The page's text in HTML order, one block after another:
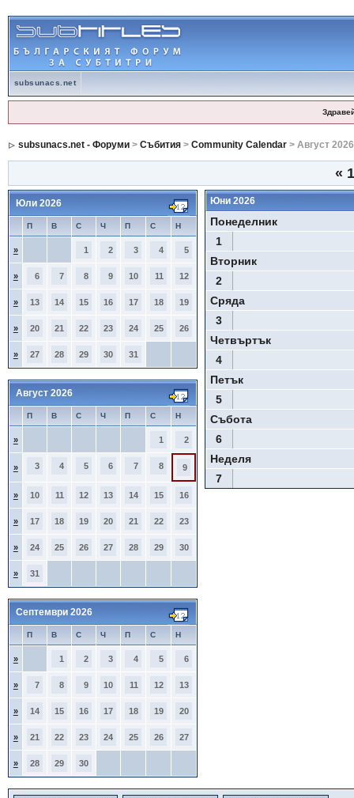
subsunacs.net
subsunacs.net - Форуми> Събития> Community Calendar> Август 2026
«
Юли 2026
П В С Ч П С Н
» 1 2 3 4 5
» 6 7 8 9 10 11 12
» 13 14 15 16 17 18 19
» 20 21 22 23 24 25 26
» 27 28 29 30 31
Август 2026
П В С Ч П С Н
» 1 2
» 3 4 5 6 7 8 9
» 10 11 12 13 14 15 16
» 17 18 19 20 21 22 23
» 24 25 26 27 28 29 30
» 31
Септември 2026
П В С Ч П С Н
» 1 2 3 4 5 6
» 7 8 9 10 11 12 13
» 14 15 16 17 18 19 20
» 21 22 23 24 25 26 27
» 28 29 30
Юни 2026
Понеделник
1
Вторник
2
Сряда
3
Четвъртък
4
Петък
5
Събота
6
Неделя
7